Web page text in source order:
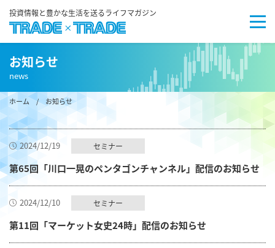
投資情報と豊かな生活を送るライフマガジン
お知らせ
news
ホーム/ お知らせ
2024/12/19 セミナー
第65回「川口一晃のペンタゴンチャンネル」配信のお知らせ
2024/12/10 セミナー
第11回「マーケット女史24時」配信のお知らせ